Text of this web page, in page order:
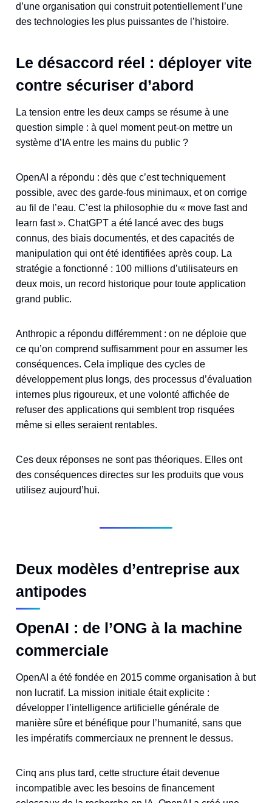
d’une organisation qui construit potentiellement l’une
des technologies les plus puissantes de l’histoire.
Le désaccord réel : déployer vite
contre sécuriser d’abord
La tension entre les deux camps se résume à une
question simple : à quel moment peut-on mettre un
système d’IA entre les mains du public ?
OpenAI a répondu : dès que c’est techniquement
possible, avec des garde-fous minimaux, et on corrige
au fil de l’eau. C’est la philosophie du « move fast and
learn fast ». ChatGPT a été lancé avec des bugs
connus, des biais documentés, et des capacités de
manipulation qui ont été identifiées après coup. La
stratégie a fonctionné : 100 millions d’utilisateurs en
deux mois, un record historique pour toute application
grand public.
Anthropic a répondu différemment : on ne déploie que
ce qu’on comprend suffisamment pour en assumer les
conséquences. Cela implique des cycles de
développement plus longs, des processus d’évaluation
internes plus rigoureux, et une volonté affichée de
refuser des applications qui semblent trop risquées
même si elles seraient rentables.
Ces deux réponses ne sont pas théoriques. Elles ont
des conséquences directes sur les produits que vous
utilisez aujourd’hui.
Deux modèles d’entreprise aux
antipodes
OpenAI : de l’ONG à la machine
commerciale
OpenAI a été fondée en 2015 comme organisation à but
non lucratif. La mission initiale était explicite :
développer l’intelligence artificielle générale de
manière sûre et bénéfique pour l’humanité, sans que
les impératifs commerciaux ne prennent le dessus.
Cinq ans plus tard, cette structure était devenue
incompatible avec les besoins de financement